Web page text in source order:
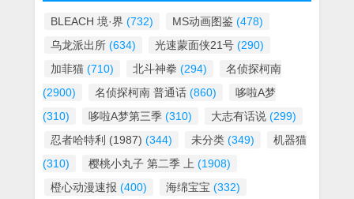
BLEACH 境·界 (732) MS动画图鉴 (478)
乌龙派出所 (634) 光速蒙面侠21号 (290)
加菲猫 (710) 北斗神拳 (294)
名侦探柯南
(2900)
名侦探柯南 普通话 (860)
哆啦A梦
(310)
哆啦A梦第三季 (310) 大志有话说 (299)
忍者哈特利 (1987) (344) 未分类 (349)
机器猫
(310)
樱桃小丸子 第二季 上 (1908)
橙心动漫速报 (400) 海绵宝宝 (332)